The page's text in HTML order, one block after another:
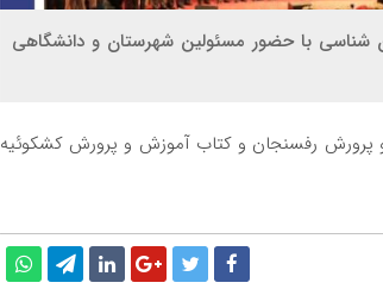
شناسی با حضور مسئولین شهرستان و دانشگاهی
و پرورش رفسنجان و کتاب آموزش و پرورش کشکوئیه